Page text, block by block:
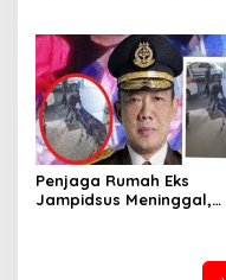
Penjaga Rumah Eks
Jampidsus Meninggal,